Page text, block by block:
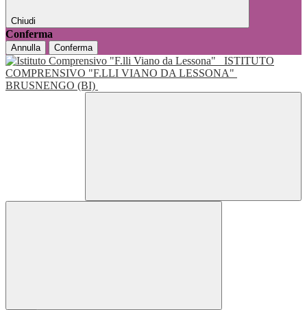
Chiudi
Conferma
Annulla Conferma
ISTITUTO
COMPRENSIVO "F.LLI VIANO DA LESSONA"
BRUSNENGO (BI)